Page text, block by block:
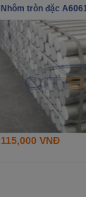
Nhôm tròn đặc A6061
115,000 VNĐ